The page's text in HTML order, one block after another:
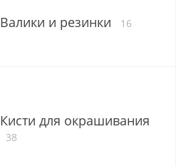
Валики и резинки 16
Кисти для окрашивания
38